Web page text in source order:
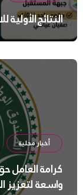
النتائج
أخبار محلية
كرامة
واسعة لتعزيز